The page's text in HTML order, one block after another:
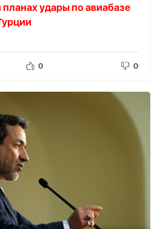
удары по авиабазе
0 0